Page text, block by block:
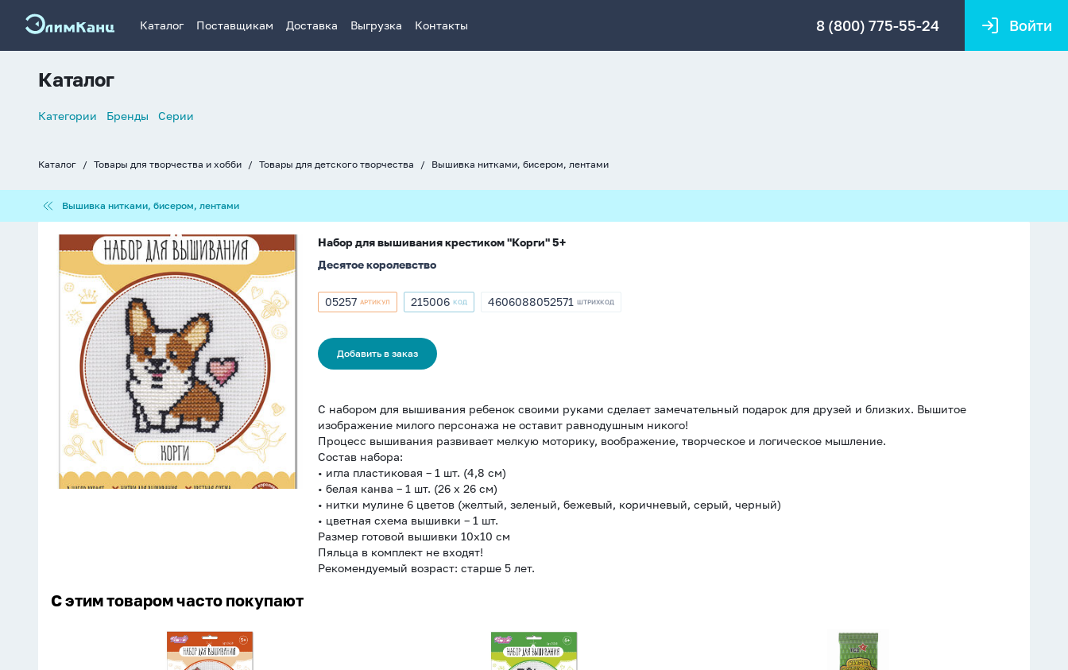
Каталог Поставщикам Доставка Выгрузка Контакты 8 (800) 775-55-24 Войти
Каталог
Список
Категории Бренды Серии
крошки
Каталог Товары для творчества и хобби Товары для детского творчества Вышивка нитками, бисером, лентами
нитками,
бисером,
Вышивка нитками, бисером, лентами
для
вышивания
крестиком
"Корги"
Набор для вышивания крестиком "Корги" 5+
Десятое королевство
Артикул
05257 АРТИКУЛ
Артикул
215006 КОД
ШТРИХКОД
4606088052571 ШТРИХКОД
Добавить в заказ
С набором для вышивания ребенок своими руками сделает замечательный подарок для друзей и близких. Вышитое
изображение милого персонажа не оставит равнодушным никого!
Процесс вышивания развивает мелкую моторику, воображение, творческое и логическое мышление.
Состав набора:
• игла пластиковая – 1 шт. (4,8 см)
• белая канва – 1 шт. (26 х 26 см)
• нитки мулине 6 цветов (желтый, зеленый, бежевый, коричневый, серый, черный)
• цветная схема вышивки – 1 шт.
Размер готовой вышивки 10х10 см
Пяльца в комплект не входят!
Рекомендуемый возраст: старше 5 лет.
С этим товаром часто покупают